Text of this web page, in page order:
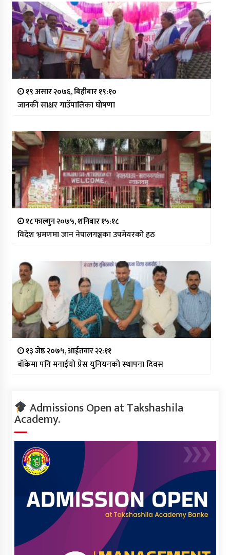
१९ असार २०७६, बिहीबार १९:१०
जानकी साक्षर गाउँपालिका घोषणा
१८ फाल्गुन २०७५, शनिबार १५:१८
विदेश भ्रमणमा जान नेपालगञ्जका उपमेयरको हठ
१३ जेष्ठ २०७५, आईतवार २२:११
बाँकेमा पनि मनाईयो प्रेस युनियनको स्थापना दिवस
Admissions Open at Takshashila
Academy.